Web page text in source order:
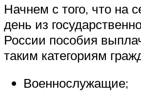
Начнем с того, что на
день из
России пособия
таким категориям
Военнослужащие;